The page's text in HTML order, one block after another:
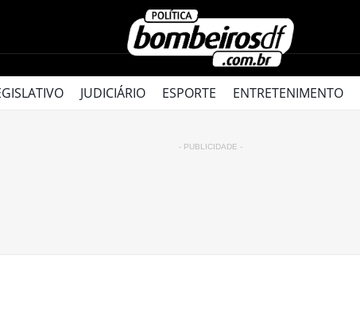
JUDICIÁRIO ESPORTE ENTRETENIMENTO
- PUBLICIDADE -